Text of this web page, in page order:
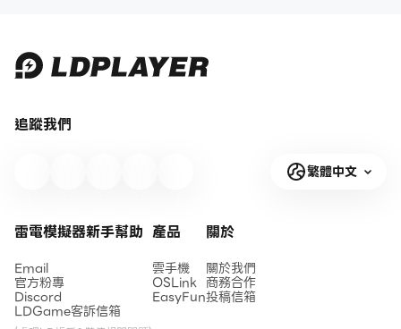
追蹤我們
繁體中文
雷電模擬器新手幫助
Email
官方粉專
Discord
LDGame客訴信箱
產品
雲手機
OSLink
EasyFun
關於
關於我們
商務合作
投稿信箱